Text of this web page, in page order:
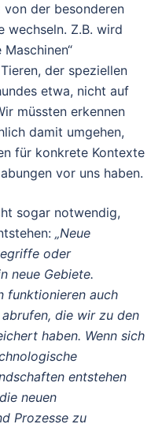
der besonderen
wechseln. Z.B. wird
der speziellen
etwa, nicht auf
müssten erkennen
damit umgehen,
für konkrete Kontexte
vor uns haben.
sogar notwendig,
„Neue
oder
neue Gebiete.
funktionieren auch
die wir zu den
haben. Wenn sich
entstehen
neuen
Prozesse zu